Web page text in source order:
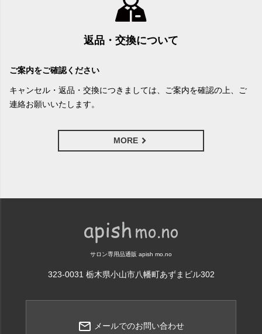
返品・交換について
ご案内をご確認ください
キャンセル・返品・交換につきましては、ご案内を確認の上、ご
連絡お願いいたします。
MORE
サロン専用品通販 apish mo.no
323-0031 栃木県小山市八幡町あずまビル302
mail_outline メールでのお問い合わせ